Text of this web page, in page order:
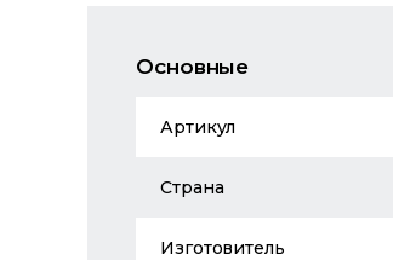
Основные
Артикул
Страна
Изготовитель